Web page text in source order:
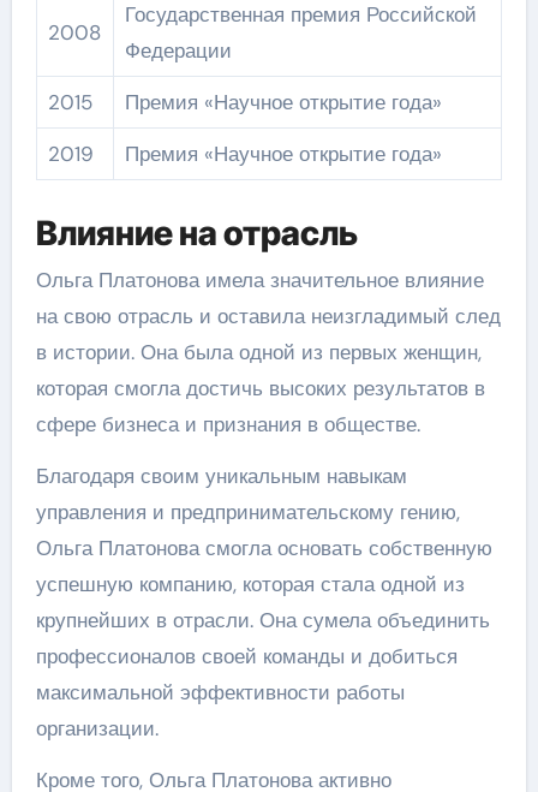
2008
Государственная премия Российской
Федерации
2015
Премия «Научное открытие года»
2019
Премия «Научное открытие года»
Влияние на отрасль
Ольга Платонова имела значительное влияние
на свою отрасль и оставила неизгладимый след
в истории. Она была одной из первых женщин,
которая смогла достичь высоких результатов в
сфере бизнеса и признания в обществе.
Благодаря своим уникальным навыкам
управления и предпринимательскому гению,
Ольга Платонова смогла основать собственную
успешную компанию, которая стала одной из
крупнейших в отрасли. Она сумела объединить
профессионалов своей команды и добиться
максимальной эффективности работы
организации.
Кроме того, Ольга Платонова активно